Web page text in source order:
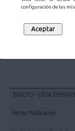
configuración de las
EXPEDIENTE
EDICTO - LISTA